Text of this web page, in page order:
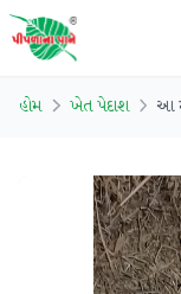
હોમ ખેત પેદાશ આ